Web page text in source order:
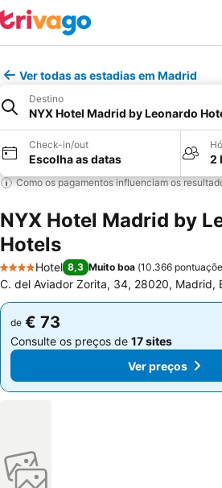
Ver todas as estadias em Madrid
Destino
NYX Hotel Madrid by Leonardo
Check-in/out
Escolha as datas 2
Como os pagamentos influenciam os
NYX Hotel Madrid by
Hotels
4 Estrelas
Hotel 8,3 Muito boa (10.366
C. del Aviador Zorita, 34, 28020, Madrid,
de € 73
Consulte os preços de 17 sites
Ver preços
de € 73
Consulte os preços de 17 sites
Ver preços